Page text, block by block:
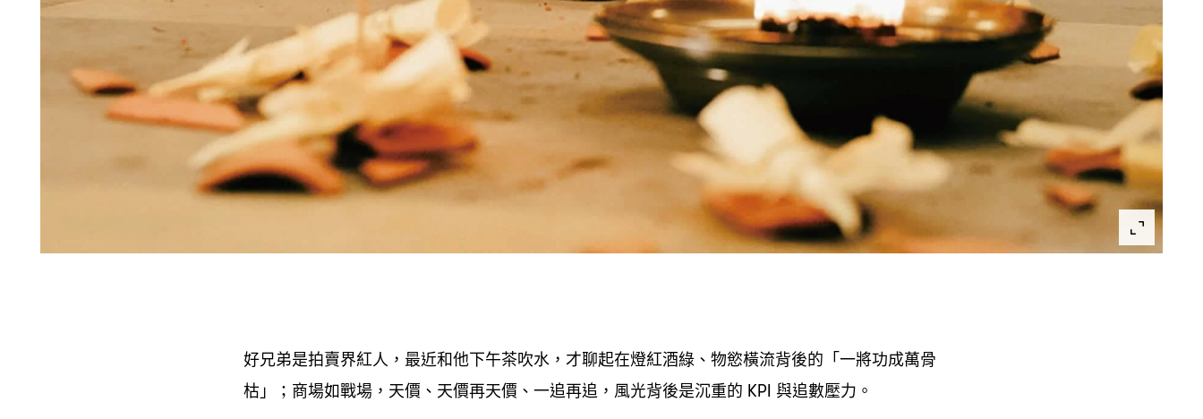
好兄弟是拍賣界紅人 ， 最近和他下午茶吹水 ， 才聊起在燈紅酒綠、物慾橫流背後的「一將功成萬骨
枯」
； 商場如戰場 ， 天價、天價再天價、一追再追 ， 風光背後是沉重的 KPI 與追數壓力。